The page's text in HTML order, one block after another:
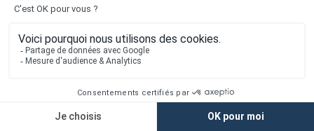
Quant auxfrais de notaire
Lorsque vous vous tournez vers une maison existante, il sera
nécessaire de faire des travaux de rénovation. Ceux-ci sont
souvent coûteux et doivent être ajoutés au prix de l'achat